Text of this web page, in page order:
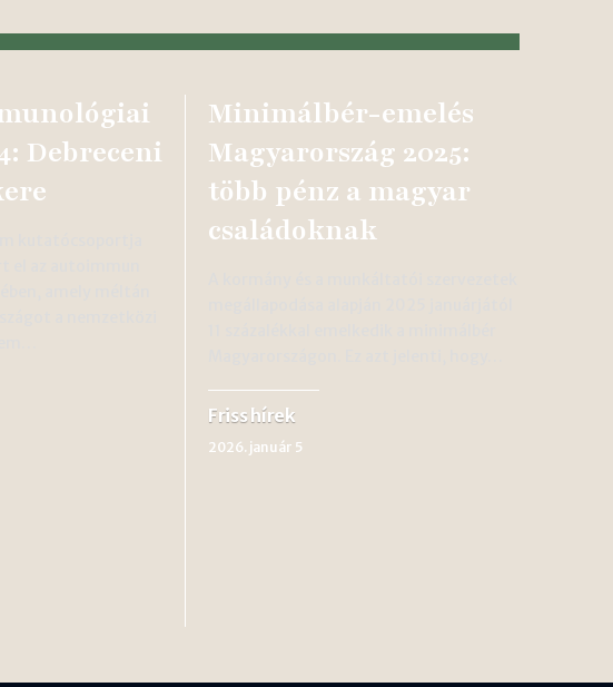
Debreceni
Minimálbér-emelés
Magyarország 2025:
több pénz a magyar
családoknak
Friss hírek
2026. január 5